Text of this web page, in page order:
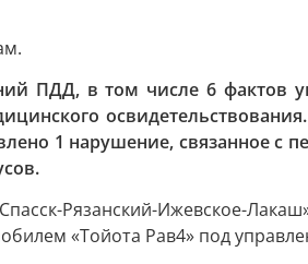
ПДД, в том числе 6 фактов
1 нарушение, связанное с
Рязанский-Ижевское-
«Тойота Рав4» под